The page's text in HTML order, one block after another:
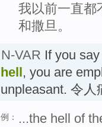
我以前一直都
和撒旦。
N-VAR If you
hell, you are
unpleasant. 令
例：
...the hell of